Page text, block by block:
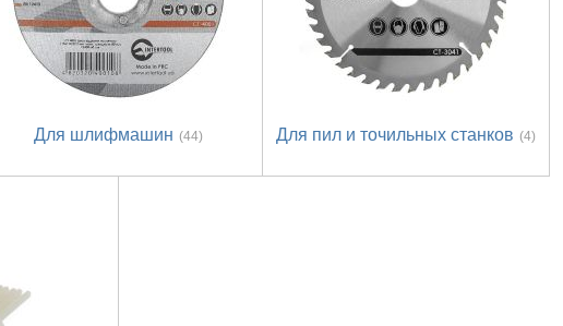
Для шлифмашин (44) Для пил и точильных станков (4)